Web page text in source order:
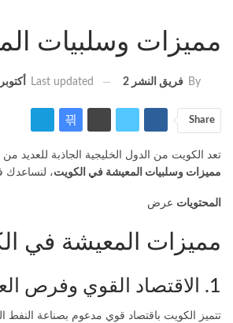
مميزات وسلبيات
By فريق النشر 2 Last updated أكتوبر 5, 2024
Share
تعد الكويت من الدول الخليجية الجاذبة للعديد
مميزات وسلبيات المعيشة في الكويت، لنساعدك
المحتويات عرض
مميزات المعيشة في
1. الاقتصاد القوي وفرص العمل
تتميز الكويت باقتصاد قوي مدعوم بصناعة النفط